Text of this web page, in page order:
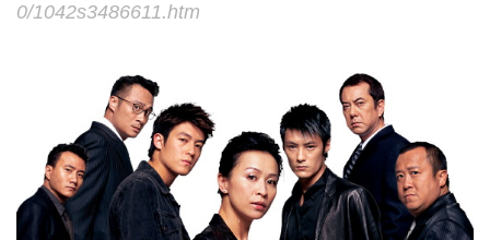
0/1042s3486611.htm